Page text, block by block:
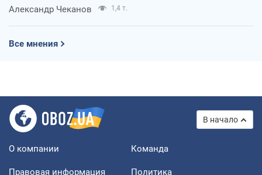
Александр Чеканов 1,4 т.
Все мнения
В начало
О компании Команда
Правовая информация
Политика